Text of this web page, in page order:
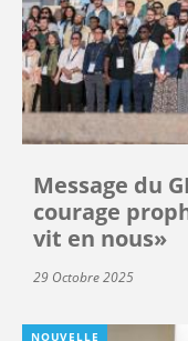
Message du
courage
vit en nous»
29 Octobre 2025
NOUVELLE